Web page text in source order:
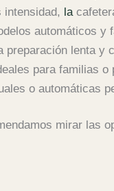
intensidad, la
automáticos y
preparación lenta
para familias
o automáticas
mirar las